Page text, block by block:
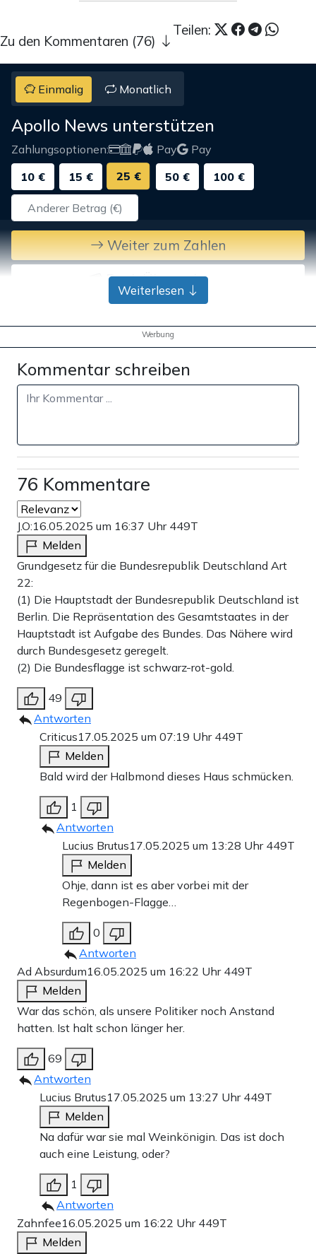
Teilen:
Zu den Kommentaren (76)
Einmalig Monatlich
Apollo News unterstützen
Zahlungsoptionen: Pay
Pay
10 €
15 € 25 € 50 € 100 €
Weiter zum Zahlen
Bank-Überweisung
Weiterlesen
Werbung
Kommentar schreiben
76 Kommentare
J.O:16.05.2025 um 16:37 Uhr 449T
Melden
Grundgesetz für die Bundesrepublik Deutschland Art
22:
(1) Die Hauptstadt der Bundesrepublik Deutschland ist
Berlin. Die Repräsentation des Gesamtstaates in der
Hauptstadt ist Aufgabe des Bundes. Das Nähere wird
durch Bundesgesetz geregelt.
(2) Die Bundesflagge ist schwarz-rot-gold.
49
Antworten
Criticus17.05.2025 um 07:19 Uhr 449T
Melden
Bald wird der Halbmond dieses Haus schmücken.
1
Antworten
Lucius Brutus17.05.2025 um 13:28 Uhr 449T
Melden
Ohje, dann ist es aber vorbei mit der
Regenbogen-Flagge…
0
Antworten
Ad Absurdum16.05.2025 um 16:22 Uhr 449T
Melden
War das schön, als unsere Politiker noch Anstand
hatten. Ist halt schon länger her.
69
Antworten
Lucius Brutus17.05.2025 um 13:27 Uhr 449T
Melden
Na dafür war sie mal Weinkönigin. Das ist doch
auch eine Leistung, oder?
1
Antworten
Zahnfee16.05.2025 um 16:22 Uhr 449T
Melden